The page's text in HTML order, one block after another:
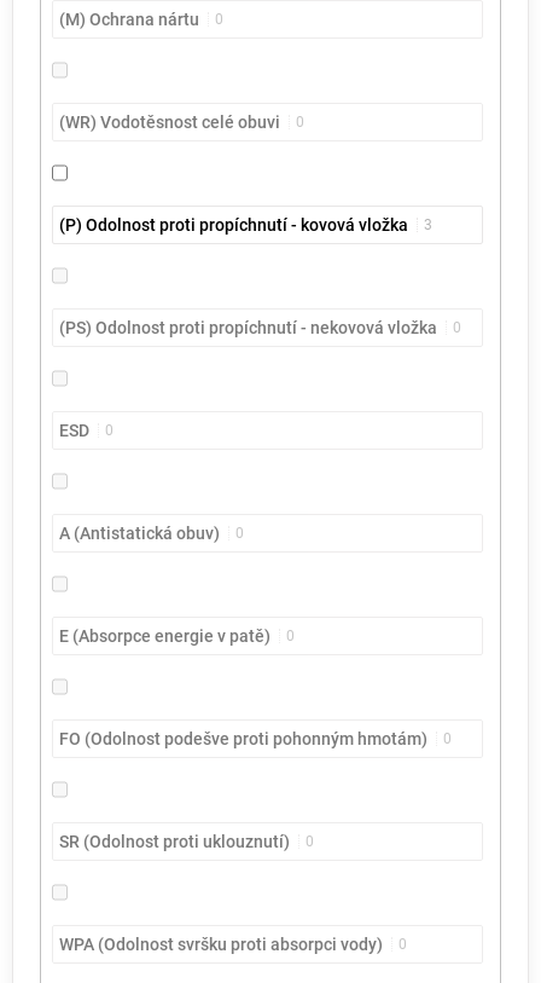
(M) Ochrana nártu 0
(WR) Vodotěsnost celé obuvi 0
(P) Odolnost proti propíchnutí - kovová vložka 3
(PS) Odolnost proti propíchnutí - nekovová vložka 0
ESD 0
A (Antistatická obuv) 0
E (Absorpce energie v patě) 0
FO (Odolnost podešve proti pohonným hmotám) 0
SR (Odolnost proti uklouznutí) 0
WPA (Odolnost svršku proti absorpci vody) 0